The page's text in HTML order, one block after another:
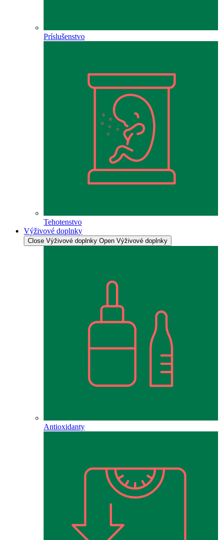
Príslušenstvo
Tehotenstvo
Výživové doplnky
Close Výživové doplnky Open Výživové doplnky
Antioxidanty